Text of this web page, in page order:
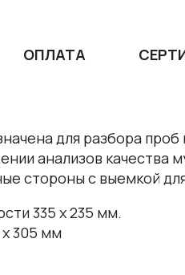
ОПЛАТА
для разбора
анализов качества
стороны с выемкой
335 х 235 мм.
305 мм